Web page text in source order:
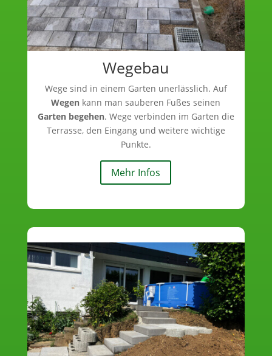
Wegebau
Wege sind in einem Garten unerlässlich. Auf
Wegen kann man sauberen Fußes seinen
Garten begehen. Wege verbinden im Garten die
Terrasse, den Eingang und weitere wichtige
Punkte.
Mehr Infos